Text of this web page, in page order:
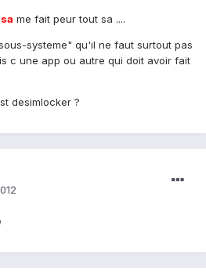
sa me fait peur tout sa ....
systeme" qu'il ne faut surtout pas
c une app ou autre qui doit avoir fait
desimlocker ?